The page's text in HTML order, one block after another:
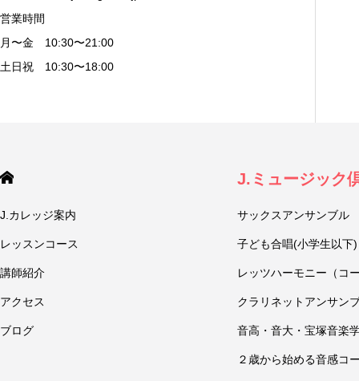
営業時間
月〜金 10:30〜21:00
土日祝 10:30〜18:00
J.カレッジ案内
レッスンコース
講師紹介
アクセス
ブログ
J.ミュージック
サックスアンサンブル
子ども合唱(小学生以下)
レッツハーモニー（コ
クラリネットアンサン
音高・音大・宝塚音楽
２歳から始める音感コ